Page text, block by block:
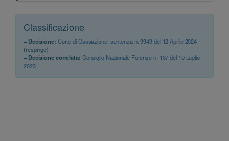
Classificazione
– Decisione: Corte di Cassazione, sentenza n. 9949 del 12 Aprile 2024
(respinge)
– Decisione correlata: Consiglio Nazionale Forense n. 137 del 10 Luglio
2023